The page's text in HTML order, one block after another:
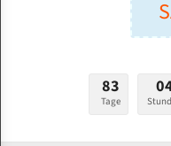
Konvex Meterware
83
Tage